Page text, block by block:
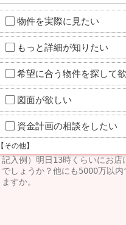
物件を実際に見たい
もっと詳細が知りたい
希望に合う物件を探して
図面が欲しい
資金計画の相談をしたい
【その他】